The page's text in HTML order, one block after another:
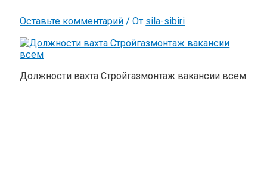
Оставьте комментарий / От sila-sibiri
Должности вахта Cтройгазмонтаж вакансии всем